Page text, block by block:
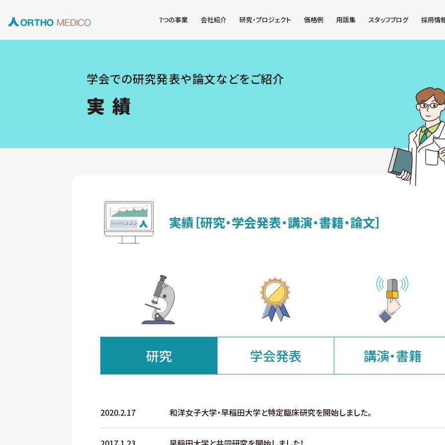
7つの事業 会社紹介 研究・プロジェクト 価格例 用語集 スタッフブログ 採用情
学会での研究発表や論文などをご紹介
実 績
実績［研究・学会発表・講演・書籍・論文］
研究 学会発表 講演・書籍
2020.2.17 和洋女子大学・早稲田大学と特定臨床研究を開始しました。